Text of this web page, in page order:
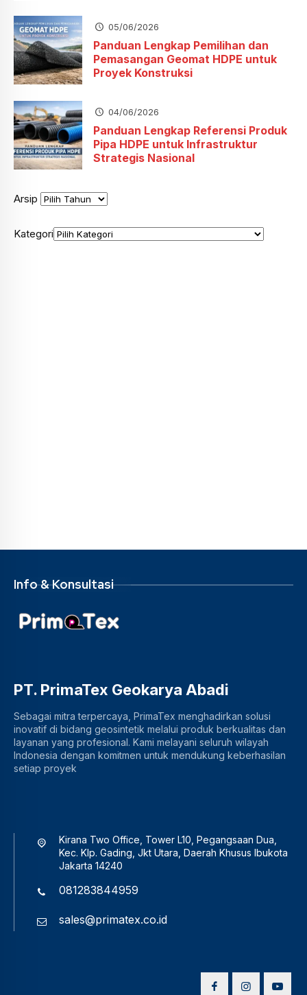
05/06/2026
Panduan Lengkap Pemilihan dan
Pemasangan Geomat HDPE untuk
Proyek Konstruksi
04/06/2026
Panduan Lengkap Referensi Produk
Pipa HDPE untuk Infrastruktur
Strategis Nasional
Arsip
Kategori
Info & Konsultasi
PT. PrimaTex Geokarya Abadi
Sebagai mitra terpercaya, PrimaTex menghadirkan solusi
inovatif di bidang geosintetik melalui produk berkualitas dan
layanan yang profesional. Kami melayani seluruh wilayah
Indonesia dengan komitmen untuk mendukung keberhasilan
setiap proyek
Kirana Two Office, Tower L10, Pegangsaan Dua,
Kec. Klp. Gading, Jkt Utara, Daerah Khusus Ibukota
Jakarta 14240
081283844959
sales@primatex.co.id